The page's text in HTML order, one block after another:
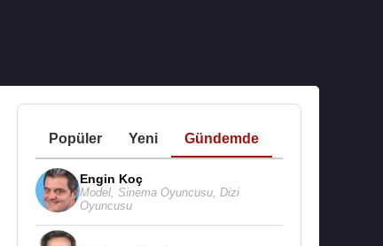
Popüler Yeni Gündemde
Engin Koç
Model, Sinema Oyuncusu, Dizi
Oyuncusu